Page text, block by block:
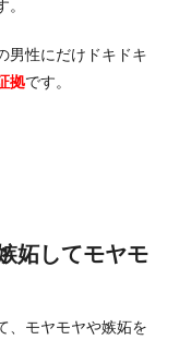
男性にだけドキドキ
拠です。
妬してモヤモ
、モヤモヤや嫉妬を